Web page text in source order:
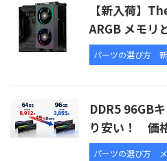
【新入荷】
ARGB メモリ
パーツの選び方
DDR5 96GB
り安い！ 価
パーツの選び方